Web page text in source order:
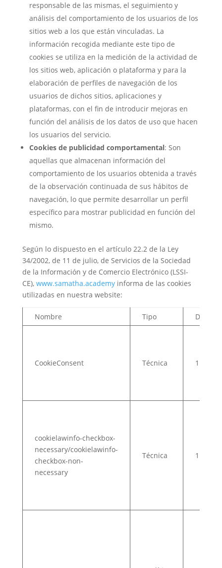
responsable de las mismas, el seguimiento y
análisis del comportamiento de los usuarios de los
sitios web a los que están vinculadas. La
información recogida mediante este tipo de
cookies se utiliza en la medición de la actividad de
los sitios web, aplicación o plataforma y para la
elaboración de perfiles de navegación de los
usuarios de dichos sitios, aplicaciones y
plataformas, con el fin de introducir mejoras en
función del análisis de los datos de uso que hacen
los usuarios del servicio.
Cookies de publicidad comportamental: Son
aquellas que almacenan información del
comportamiento de los usuarios obtenida a través
de la observación continuada de sus hábitos de
navegación, lo que permite desarrollar un perfil
específico para mostrar publicidad en función del
mismo.
Según lo dispuesto en el artículo 22.2 de la Ley
34/2002, de 11 de julio, de Servicios de la Sociedad
de la Información y de Comercio Electrónico (LSSI-
CE), www.samatha.academyinforma de las cookies
utilizadas en nuestra website:
Nombre Tipo
CookieConsent Técnica 1 año
cookielawinfo-checkbox-
necessary/cookielawinfo-
checkbox-non-
necessary
Técnica 1 año